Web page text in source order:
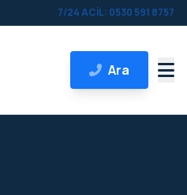
7/24 ACİL: 0530 591 8757
Ara